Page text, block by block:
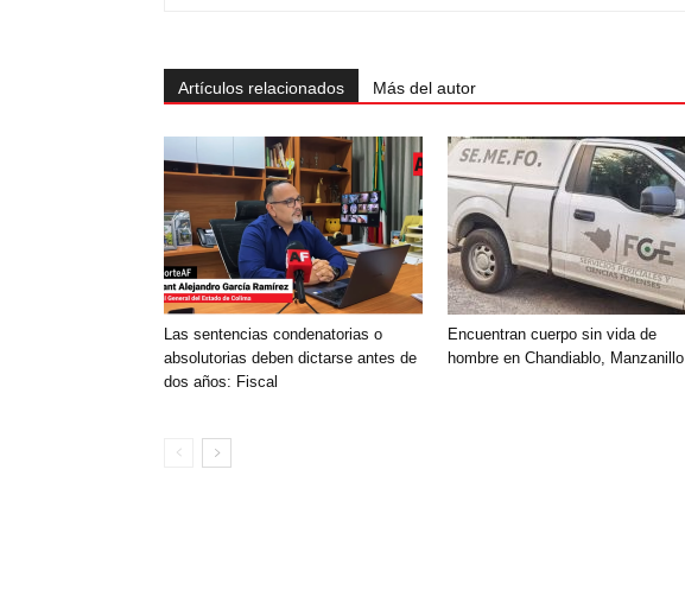
Artículos relacionados Más del autor
Las sentencias condenatorias o
absolutorias deben dictarse antes de
dos años: Fiscal
Encuentran cuerpo sin vida de
hombre en Chandiablo, Manzanillo